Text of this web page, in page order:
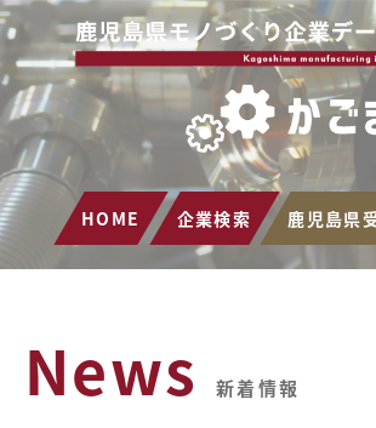
HOME 企業検索 鹿児島県
News 新着情報